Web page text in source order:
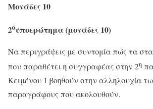
Μονάδες 10
2ουποερώτημα (μονάδες 10)
Να περιγράψεις με συντομία πώς τα
που παραθέτει η συγγραφέας στην 2η
Κειμένου 1 βοηθούν στην αλληλουχία
παραγράφους που ακολουθούν.